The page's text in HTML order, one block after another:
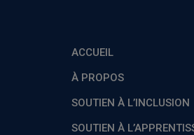
ACCUEIL
À PROPOS
SOUTIEN À L’INCLUSION
SOUTIEN À